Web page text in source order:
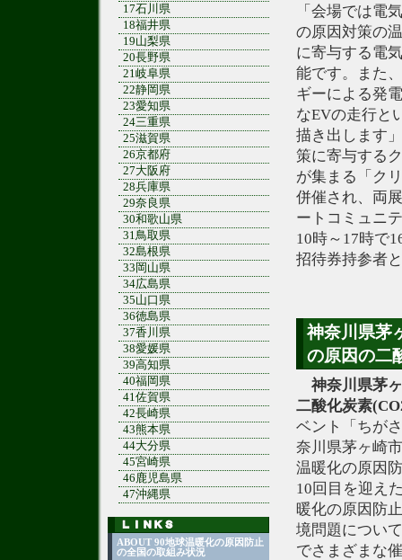
「会場では電
の原因対策の
に寄与する電
能です。また
ギーによる発
なEVの走行と
描き出します
策に寄与する
が集まる「ク
併催され、両
ートコミュニ
10時～17時で
招待券持参者
神奈川県茅
の原因の二
神奈川県茅
二酸化炭素
ベント「ちが
奈川県茅ヶ崎
温暖化の原因
10回目を迎え
暖化の原因防
境問題につい
でさまざまな
17石川県
18福井県
19山梨県
20長野県
21岐阜県
22静岡県
23愛知県
24三重県
25滋賀県
26京都府
27大阪府
28兵庫県
29奈良県
30和歌山県
31鳥取県
32島根県
33岡山県
34広島県
35山口県
36徳島県
37香川県
38愛媛県
39高知県
40福岡県
41佐賀県
42長崎県
43熊本県
44大分県
45宮崎県
46鹿児島県
47沖縄県
ABOUT 90地球温暖化の原因防止
の全国の取組み状況